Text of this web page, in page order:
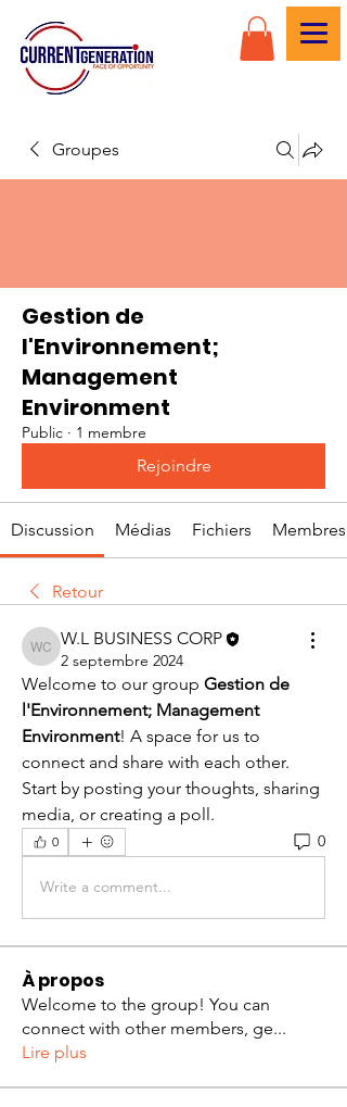
Groupes
Gestion de
l'Environnement;
Management
Environment
Public · 1 membre
Rejoindre
Discussion Médias Fichiers Membres
Retour
W.L BUSINESS CORP
W.L BUSINESS CORP
2 septembre 2024
Welcome to our group Gestion de
l'Environnement; Management
Environment! A space for us to
connect and share with each other.
Start by posting your thoughts, sharing
media, or creating a poll.
0 0
Write a comment...
À propos
Welcome to the group! You can
connect with other members, ge...
Lire plus